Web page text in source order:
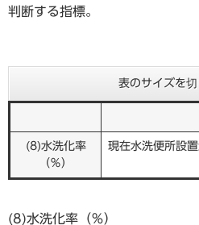
判断する指標。
表のサイズを
(8)水洗化率
（％）
現在水洗便所設
(8)水洗化率（％）